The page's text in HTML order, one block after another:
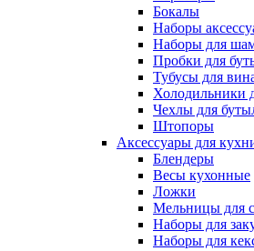
Бокалы
Наборы
Наборы для
Пробки для
Тубусы для
Холодильники
Чехлы для
Штопоры
Аксессуары для
Блендеры
Весы кухонные
Ложки
Мельницы для
Наборы для
Наборы для